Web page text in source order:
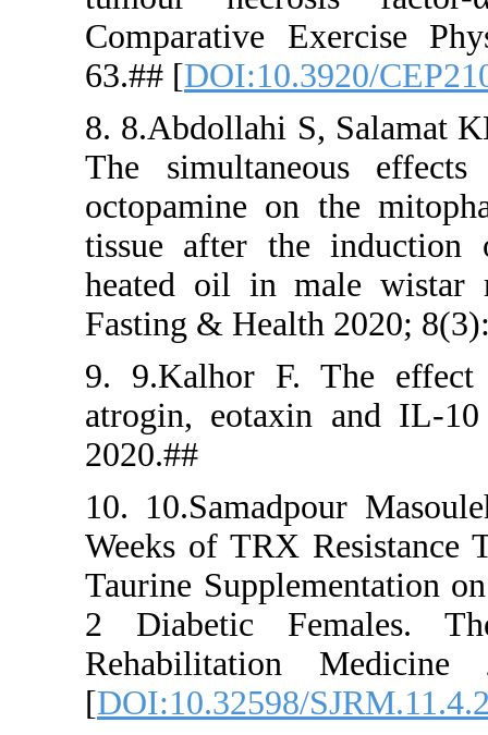
63.## [
8.
The
tissue
heated oil
Fasting &
9.
atrogin,
10.
Weeks of
Taurine
2
[